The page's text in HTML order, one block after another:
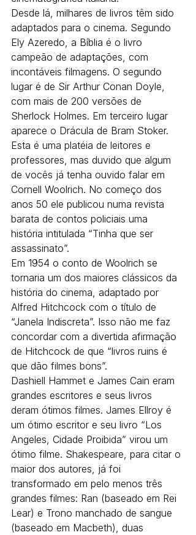
Desde lá, milhares de livros têm sido
adaptados para o cinema. Segundo
Ely Azeredo, a Bíblia é o livro
campeão de adaptações, com
incontáveis filmagens. O segundo
lugar é de Sir Arthur Conan Doyle,
com mais de 200 versões de
Sherlock Holmes. Em terceiro lugar
aparece o Drácula de Bram Stoker.
Esta é uma platéia de leitores e
professores, mas duvido que algum
de vocês já tenha ouvido falar em
Cornell Woolrich. No começo dos
anos 50 ele publicou numa revista
barata de contos policiais uma
história intitulada “Tinha que ser
assassinato”.
Em 1954 o conto de Woolrich se
tornaria um dos maiores clássicos da
história do cinema, adaptado por
Alfred Hitchcock com o título de
“Janela Indiscreta”. Isso não me faz
concordar com a divertida afirmação
de Hitchcock de que “livros ruins é
que dão filmes bons”.
Dashiell Hammet e James Cain eram
grandes escritores e seus livros
deram ótimos filmes. James Ellroy é
um ótimo escritor e seu livro “Los
Angeles, Cidade Proibida” virou um
ótimo filme. Shakespeare, para citar o
maior dos autores, já foi
transformado em pelo menos três
grandes filmes: Ran (baseado em Rei
Lear) e Trono manchado de sangue
(baseado em Macbeth), duas